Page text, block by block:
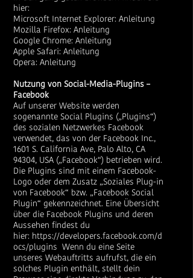
hier:
Microsoft Internet Explorer: Anleitung
Mozilla Firefox: Anleitung
Google Chrome: Anleitung
Apple Safari: Anleitung
Opera: Anleitung
Nutzung von Social-Media-Plugins –
Facebook
Auf unserer Website werden
sogenannte Social Plugins („Plugins“)
des sozialen Netzwerkes Facebook
verwendet, das von der Facebook Inc.,
1601 S. California Ave, Palo Alto, CA
94304, USA („Facebook“) betrieben wird.
Die Plugins sind mit einem Facebook-
Logo oder dem Zusatz „Soziales Plug-in
von Facebook“ bzw. „Facebook Social
Plugin“ gekennzeichnet. Eine Übersicht
über die Facebook Plugins und deren
Aussehen findest du
hier: https://developers.facebook.com/d
ocs/plugins Wenn du eine Seite
unseres Webauftritts aufrufst, die ein
solches Plugin enthält, stellt dein